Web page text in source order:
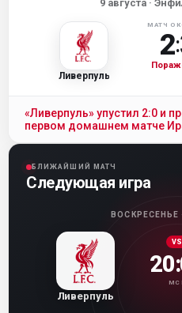
9 августа·
Ливерпуль
МАТЧ
2:
«Ливерпуль» упустил 2:0 и
первом домашнем матче
БЛИЖАЙШИЙ МАТЧ
Следующая игра
ВОСКРЕСЕНЬЕ
Ливерпуль
VS